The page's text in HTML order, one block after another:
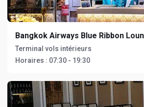
Bangkok Airways Blue Ribbon
Terminal vols intérieurs
Horaires : 07:30 - 19:30